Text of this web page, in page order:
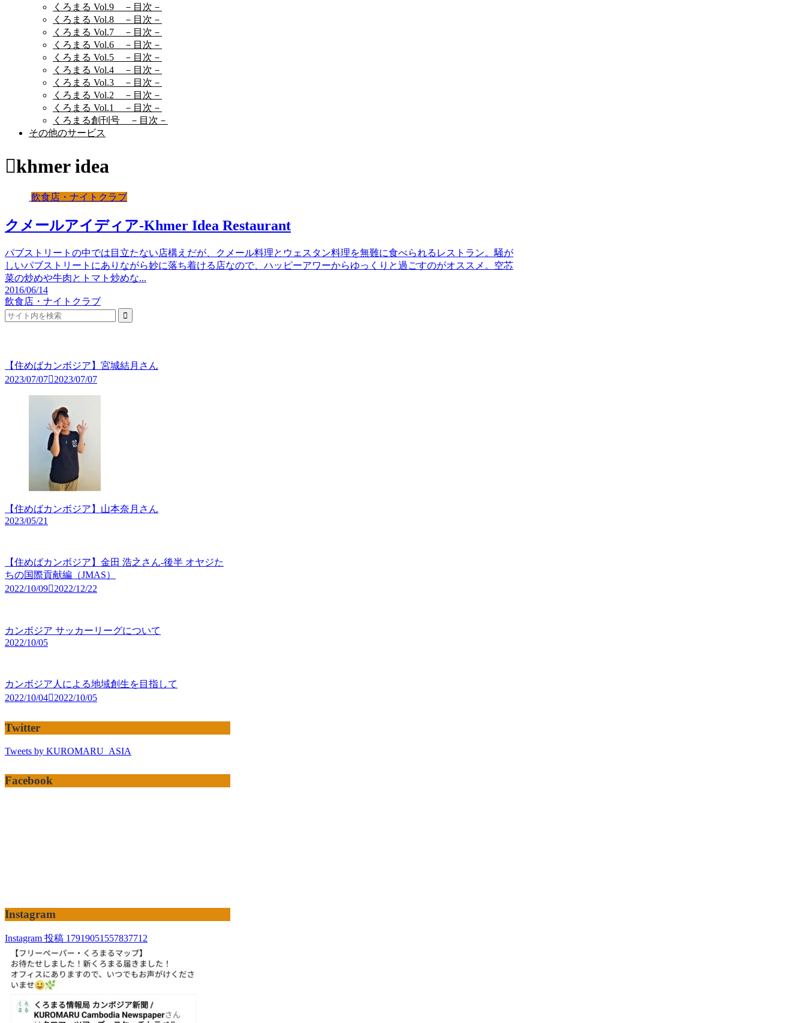
くろまる Vol.9 －目次－
くろまる Vol.8 －目次－
くろまる Vol.7 －目次－
くろまる Vol.6 －目次－
くろまる Vol.5 －目次－
くろまる Vol.4 －目次－
くろまる Vol.3 －目次－
くろまる Vol.2 －目次－
くろまる Vol.1 －目次－
くろまる創刊号 －目次－
その他のサービス
khmer idea
飲食店・ナイトクラブ
クメールアイディア-Khmer Idea Restaurant
パブストリートの中では目立たない店構えだが、クメール料理とウェスタン料理を無難に食べられるレストラン。騒が
しいパブストリートにありながら妙に落ち着ける店なので、ハッピーアワーからゆっくりと過ごすのがオススメ。空芯
菜の炒めや牛肉とトマト炒めな...
2016/06/14
飲食店・ナイトクラブ
【住めばカンボジア】宮城結月さん
2023/07/07 2023/07/07
【住めばカンボジア】山本奈月さん
2023/05/21
【住めばカンボジア】金田 浩之さん-後半 オヤジた
ちの国際貢献編（JMAS）
2022/10/09 2022/12/22
カンボジア サッカーリーグについて
2022/10/05
カンボジア人による地域創生を目指して
2022/10/04 2022/10/05
Twitter
Tweets by KUROMARU_ASIA
Facebook
Instagram
Instagram 投稿 17919051557837712